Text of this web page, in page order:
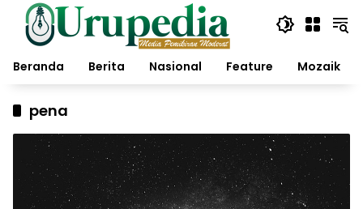
Langsung
konten
Beranda
Berita Nasional Feature Mozaik
pena